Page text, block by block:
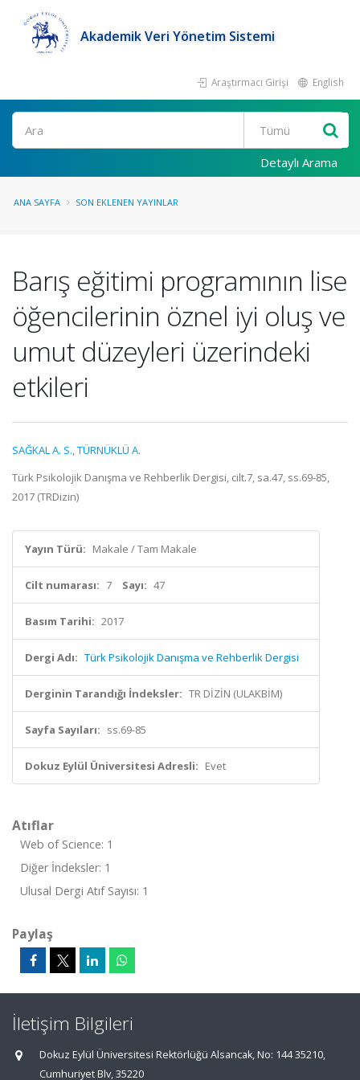
Akademik Veri Yönetim Sistemi
Araştırmacı Girişi English
Ara
Detaylı Arama
ANA SAYFA SON EKLENEN YAYINLAR
Barış eğitimi programının lise
öğencilerinin öznel iyi oluş ve
umut düzeyleri üzerindeki
etkileri
SAĞKAL A. S.,TÜRNÜKLÜ A.
Türk Psikolojik Danışma ve Rehberlik Dergisi, cilt.7, sa.47, ss.69-85,
2017 (TRDizin)
Yayın Türü: Makale / Tam Makale
Cilt numarası: 7 Sayı: 47
Basım Tarihi: 2017
Dergi Adı: Türk Psikolojik Danışma ve Rehberlik Dergisi
Derginin Tarandığı İndeksler: TR DİZİN (ULAKBİM)
Sayfa Sayıları: ss.69-85
Dokuz Eylül Üniversitesi Adresli: Evet
Atıflar
Web of Science: 1
Diğer İndeksler: 1
Ulusal Dergi Atıf Sayısı: 1
Paylaş
İletişim Bilgileri
Dokuz Eylül Üniversitesi Rektörlüğü Alsancak, No: 144 35210,
Cumhuriyet Blv, 35220